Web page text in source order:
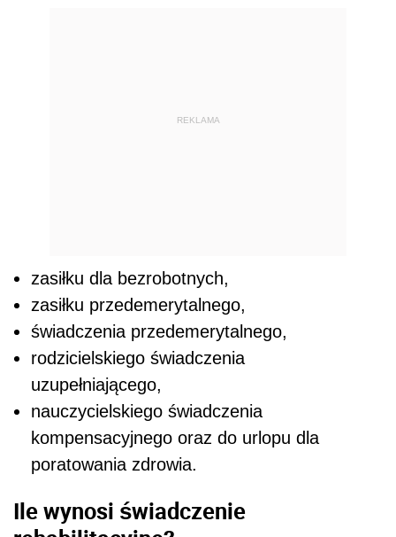
REKLAMA
zasiłku dla bezrobotnych,
zasiłku przedemerytalnego,
świadczenia przedemerytalnego,
rodzicielskiego świadczenia
uzupełniającego,
nauczycielskiego świadczenia
kompensacyjnego oraz do urlopu dla
poratowania zdrowia.
Ile wynosi świadczenie